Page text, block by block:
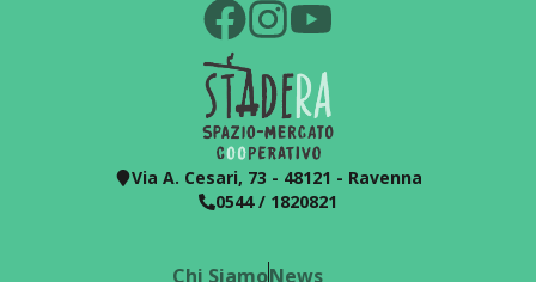
Via A. Cesari, 73 - 48121 - Ravenna
0544 / 1820821
Chi SiamoNews